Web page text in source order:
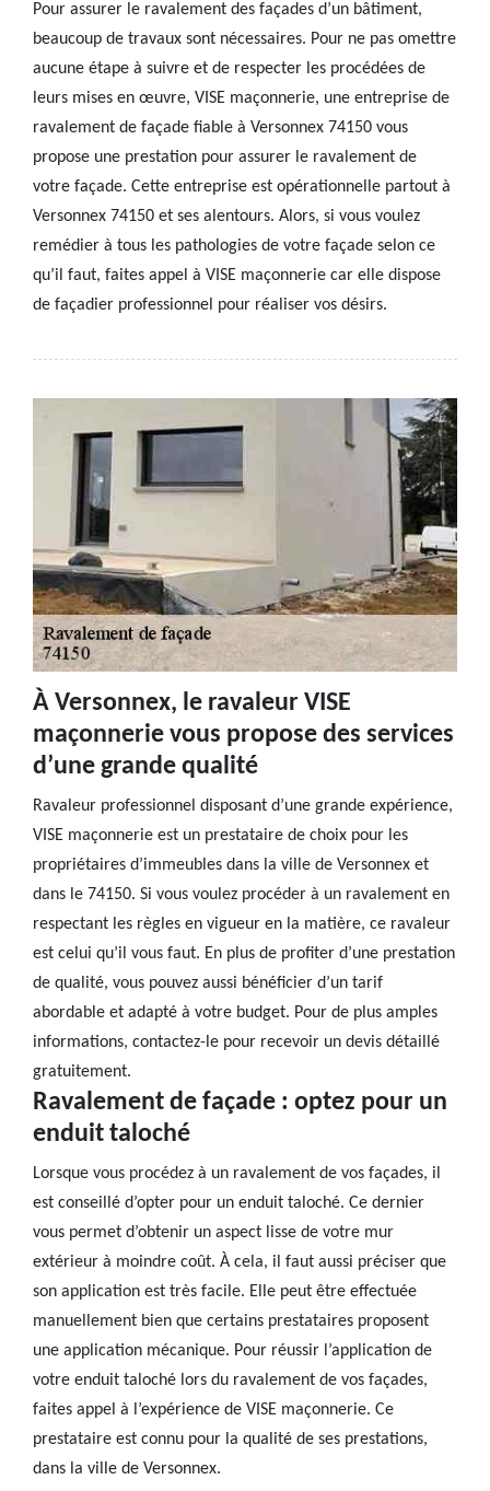
Pour assurer le ravalement des façades d’un bâtiment,
beaucoup de travaux sont nécessaires. Pour ne pas omettre
aucune étape à suivre et de respecter les procédées de
leurs mises en œuvre, VISE maçonnerie, une entreprise de
ravalement de façade fiable à Versonnex 74150 vous
propose une prestation pour assurer le ravalement de
votre façade. Cette entreprise est opérationnelle partout à
Versonnex 74150 et ses alentours. Alors, si vous voulez
remédier à tous les pathologies de votre façade selon ce
qu’il faut, faites appel à VISE maçonnerie car elle dispose
de façadier professionnel pour réaliser vos désirs.
À Versonnex, le ravaleur VISE
maçonnerie vous propose des services
d’une grande qualité
Ravaleur professionnel disposant d’une grande expérience,
VISE maçonnerie est un prestataire de choix pour les
propriétaires d’immeubles dans la ville de Versonnex et
dans le 74150. Si vous voulez procéder à un ravalement en
respectant les règles en vigueur en la matière, ce ravaleur
est celui qu’il vous faut. En plus de profiter d’une prestation
de qualité, vous pouvez aussi bénéficier d’un tarif
abordable et adapté à votre budget. Pour de plus amples
informations, contactez-le pour recevoir un devis détaillé
gratuitement.
Ravalement de façade : optez pour un
enduit taloché
Lorsque vous procédez à un ravalement de vos façades, il
est conseillé d’opter pour un enduit taloché. Ce dernier
vous permet d’obtenir un aspect lisse de votre mur
extérieur à moindre coût. À cela, il faut aussi préciser que
son application est très facile. Elle peut être effectuée
manuellement bien que certains prestataires proposent
une application mécanique. Pour réussir l’application de
votre enduit taloché lors du ravalement de vos façades,
faites appel à l’expérience de VISE maçonnerie. Ce
prestataire est connu pour la qualité de ses prestations,
dans la ville de Versonnex.